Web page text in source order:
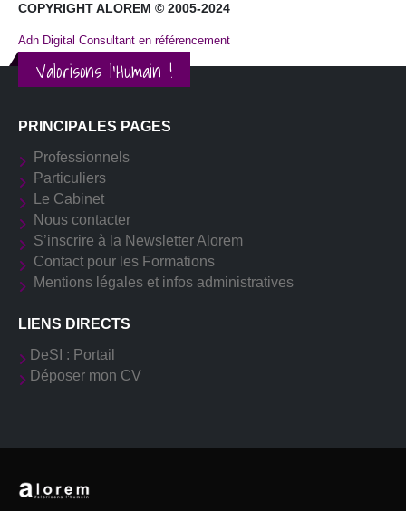
COPYRIGHT ALOREM © 2005-2024
Adn Digital Consultant en référencement
Valorisons l'Humain !
PRINCIPALES PAGES
Professionnels
Particuliers
Le Cabinet
Nous contacter
S’inscrire à la Newsletter Alorem
Contact pour les Formations
Mentions légales et infos administratives
LIENS DIRECTS
DeSI : Portail
Déposer mon CV